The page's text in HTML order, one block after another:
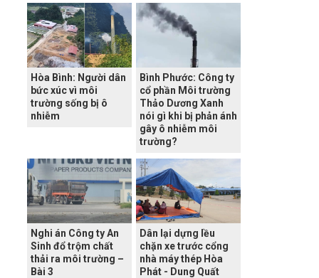
Hòa Bình: Người dân
bức xúc vì môi
trường sống bị ô
nhiễm
Bình Phước: Công ty
cổ phần Môi trường
Thảo Dương Xanh
nói gì khi bị phản ánh
gây ô nhiễm môi
trường?
Nghi án Công ty An
Sinh đổ trộm chất
thải ra môi trường –
Bài 3
Dân lại dựng lều
chặn xe trước cổng
nhà máy thép Hòa
Phát - Dung Quất